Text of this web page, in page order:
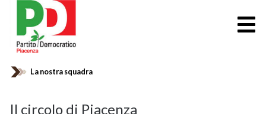
La nostra squadra
Il circolo di Piacenza